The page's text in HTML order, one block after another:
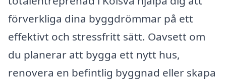
förverkliga dina byggdrömmar på ett
effektivt och stressfritt sätt. Oavsett om
du planerar att bygga ett nytt hus,
renovera en befintlig byggnad eller skapa